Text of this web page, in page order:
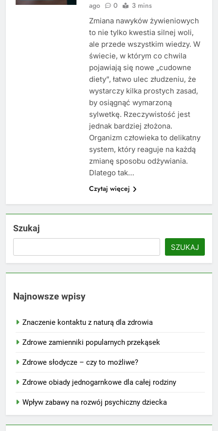
ago
0 3 mins
Zmiana nawyków żywieniowych
to nie tylko kwestia silnej woli,
ale przede wszystkim wiedzy. W
świecie, w którym co chwila
pojawiają się nowe „cudowne
diety”, łatwo ulec złudzeniu, że
wystarczy kilka prostych zasad,
by osiągnąć wymarzoną
sylwetkę. Rzeczywistość jest
jednak bardziej złożona.
Organizm człowieka to delikatny
system, który reaguje na każdą
zmianę sposobu odżywiania.
Dlatego tak…
Czytaj więcej
Szukaj
SZUKAJ
Najnowsze wpisy
Znaczenie kontaktu z naturą dla zdrowia
Zdrowe zamienniki popularnych przekąsek
Zdrowe słodycze – czy to możliwe?
Zdrowe obiady jednogarnkowe dla całej rodziny
Wpływ zabawy na rozwój psychiczny dziecka